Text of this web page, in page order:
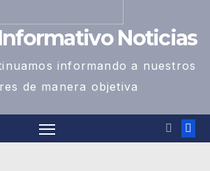
Noticias
informando a nuestros
de manera objetiva